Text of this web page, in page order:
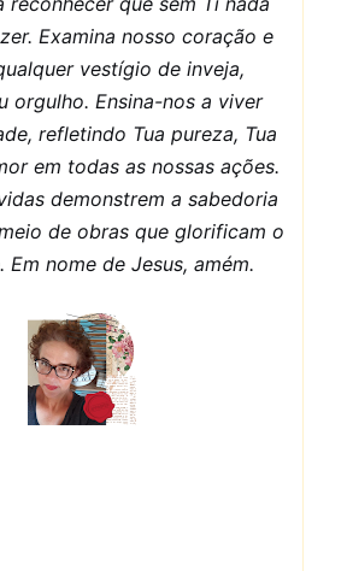
Examina nosso coração e
vestígio de inveja,
orgulho. Ensina-nos a viver
refletindo Tua pureza, Tua
em todas as nossas ações.
demonstrem a sabedoria
de obras que glorificam o
Em nome de Jesus, amém.